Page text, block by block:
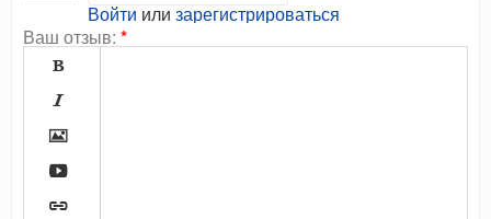
Войти или зарегистрироваться
Ваш отзыв: *




